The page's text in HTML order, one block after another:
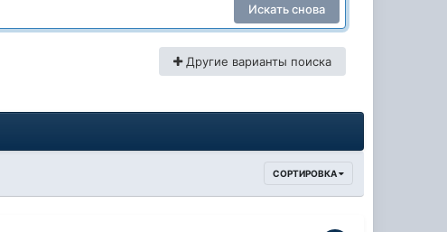
Искать снова
Другие варианты поиска
СОРТИРОВКА